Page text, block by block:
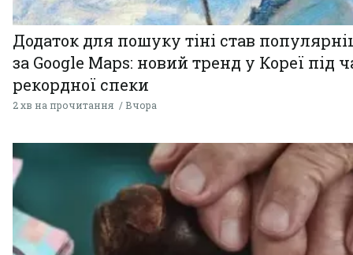
Додаток для пошуку тіні став
за Google Maps: новий тренд у Кореї під
рекордної спеки
2 хв на прочитання Вчора